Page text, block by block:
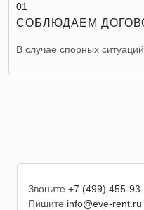
01
СОБЛЮДАЕМ
В случае спорных
Звоните +7 (499) 455-93-
Пишите info@eve-rent.ru